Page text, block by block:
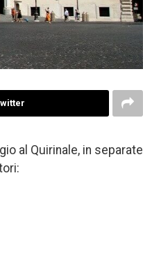
al Quirinale, in separate